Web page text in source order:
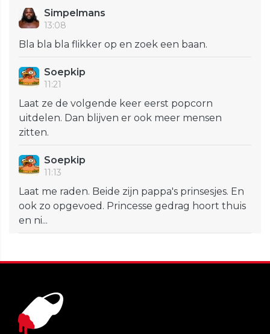
Simpelmans
13:08
Bla bla bla flikker op en zoek een baan.
Soepkip
11:21
Laat ze de volgende keer eerst popcorn
uitdelen. Dan blijven er ook meer mensen
zitten.
Soepkip
11:13
Laat me raden. Beide zijn pappa's prinsesjes. En
ook zo opgevoed. Princesse gedrag hoort thuis
en ni...